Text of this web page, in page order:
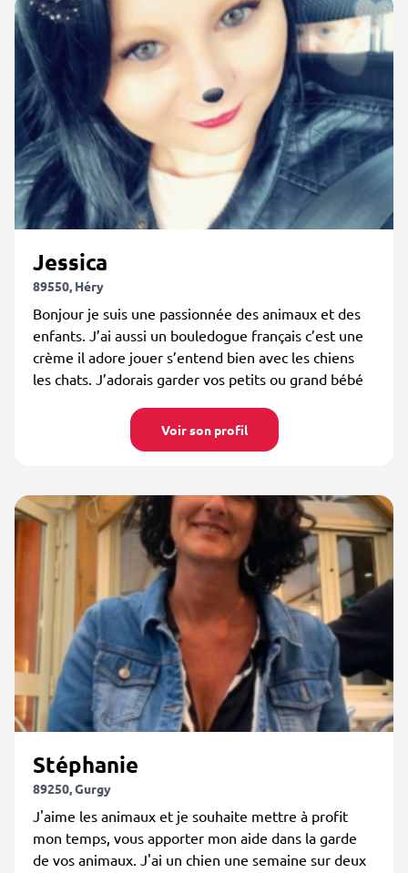
Jessica
89550, Héry
Bonjour je suis une passionnée des animaux et des
enfants. J’ai aussi un bouledogue français c’est une
crème il adore jouer s’entend bien avec les chiens
les chats. J’adorais garder vos petits ou grand bébé
Voir son profil
Stéphanie
89250, Gurgy
J'aime les animaux et je souhaite mettre à profit
mon temps, vous apporter mon aide dans la garde
de vos animaux. J'ai un chien une semaine sur deux